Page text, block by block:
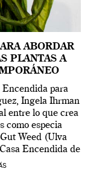
ABORDAR
PLANTAS A
para
Ingela Ihrman
entre lo que crea
como especia
Weed (Ulva
Encendida de
[…]